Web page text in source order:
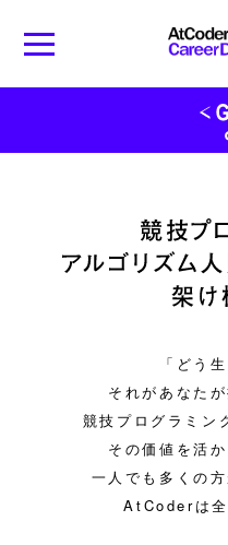
と、その可能性に対する
待です。競技プログラマ
ている仕事なのか、どん
ているのか、そしてそこ
か。競技プログラマーの
「どう
それがあなた
競技プログラミン
その価値を活
一人でも多くの
AtCoderは全